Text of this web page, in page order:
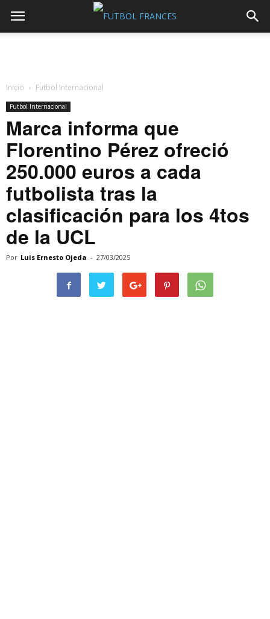
Inicio Futbol Internacional
Futbol Internacional
Marca informa que
Florentino Pérez ofreció
250.000 euros a cada
futbolista tras la
clasificación para los 4tos
de la UCL
Por Luis Ernesto Ojeda - 27/03/2025